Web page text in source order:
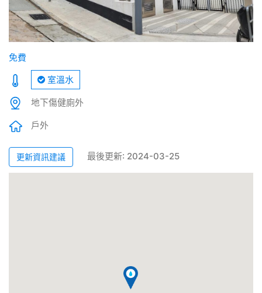
免費
室溫水
地下傷健廁外
戶外
更新資訊建議 最後更新: 2024-03-25